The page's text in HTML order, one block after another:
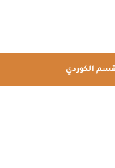
الكوردي